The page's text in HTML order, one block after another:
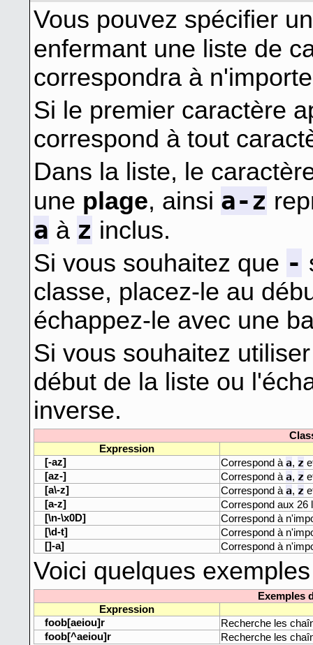
Vous pouvez spécifier
enfermant une liste de
correspondra à
Si le premier caractère
correspond à tout
Dans la liste, le
une plage, ainsi a-z
a à z inclus.
Si vous souhaitez que -
classe, placez-le au
échappez-le avec une
Si vous souhaitez
début de la liste ou
inverse.
Expression
[-az]
Correspond à a, z
[az-]
Correspond à a, z
[a\-z]
Correspond à a, z
[a-z]
Correspond aux
[\n-\x0D]
Correspond à
[\d-t]
Correspond à
[]-a]
Correspond à
Voici quelques
Exemples
Expression
foob[aeiou]r
Recherche les
foob[^aeiou]r
Recherche les